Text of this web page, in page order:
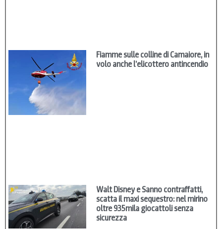
Fiamme sulle colline di Camaiore, in
volo anche l’elicottero antincendio
Walt Disney e Sanno contraffatti,
scatta il maxi sequestro: nel mirino
oltre 935mila giocattoli senza
sicurezza